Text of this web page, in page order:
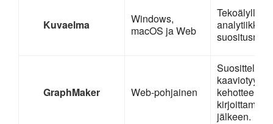
Kuvaelma
Windows,
macOS ja Web
Tekoälyllä
analytiikka,
GraphMaker Web-pohjainen
Suosittele
kehotteen
jälkeen.